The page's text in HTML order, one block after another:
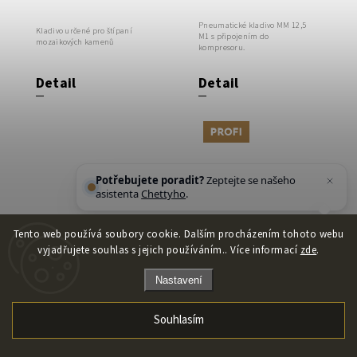
Tento web používá soubory cookie. Dalším procházením tohoto webu
vyjadřujete souhlas s jejich používáním.. Více informací zde.
Nastavení
Souhlasím
Detail
Kladivo určené pro štípaní
mozaikových kamenů
Detail
Pneumatické kladivo MM 12,5
M1 s připojením do
kompresoru.
Voskový
Skladem (4 ks)
Tip
Háček na
křídu
Skladem (5 ks)
Potřebujete poradit?Zeptejte se našeho
asistenta Chettyho.